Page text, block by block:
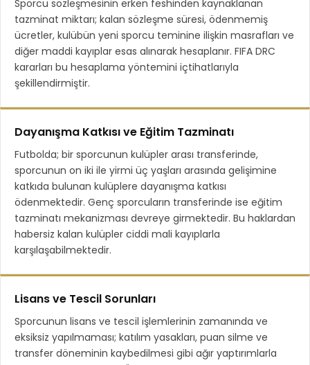
Sporcu sözleşmesinin erken feshinden kaynaklanan
tazminat miktarı; kalan sözleşme süresi, ödenmemiş
ücretler, kulübün yeni sporcu teminine ilişkin masrafları ve
diğer maddi kayıplar esas alınarak hesaplanır. FIFA DRC
kararları bu hesaplama yöntemini içtihatlarıyla
şekillendirmiştir.
Dayanışma Katkısı ve Eğitim Tazminatı
Futbolda; bir sporcunun kulüpler arası transferinde,
sporcunun on iki ile yirmi üç yaşları arasında gelişimine
katkıda bulunan kulüplere dayanışma katkısı
ödenmektedir. Genç sporcuların transferinde ise eğitim
tazminatı mekanizması devreye girmektedir. Bu haklardan
habersiz kalan kulüpler ciddi mali kayıplarla
karşılaşabilmektedir.
Lisans ve Tescil Sorunları
Sporcunun lisans ve tescil işlemlerinin zamanında ve
eksiksiz yapılmaması; katılım yasakları, puan silme ve
transfer döneminin kaybedilmesi gibi ağır yaptırımlarla